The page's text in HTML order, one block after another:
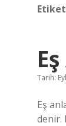
Tarih:
Eş
denir.